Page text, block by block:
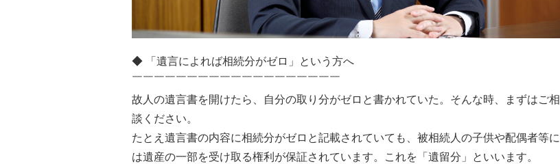
◆ 「遺言によれば相続分がゼロ」という方へ
￣￣￣￣￣￣￣￣￣￣￣￣￣￣￣￣￣￣￣
故人の遺言書を開けたら、自分の取り分がゼロと書かれていた。そんな時、まずはご相
談ください。
たとえ遺言書の内容に相続分がゼロと記載されていても、被相続人の子供や配偶者等に
は遺産の一部を受け取る権利が保証されています。これを「遺留分」といいます。